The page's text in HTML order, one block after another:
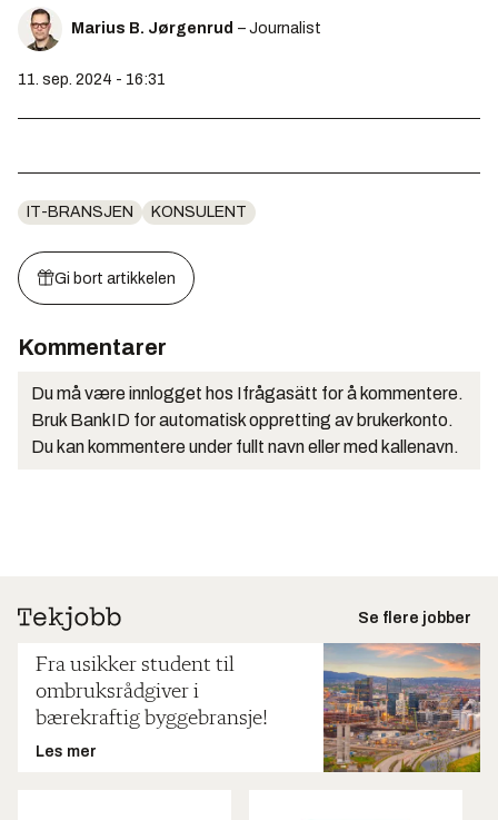
Marius B. Jørgenrud – Journalist
11. sep. 2024 - 16:31
IT-BRANSJEN KONSULENT
Gi bort artikkelen
Kommentarer
Du må være innlogget hos Ifrågasätt for å kommentere.
Bruk BankID for automatisk oppretting av brukerkonto.
Du kan kommentere under fullt navn eller med kallenavn.
Se flere jobber
Fra usikker student til
ombruksrådgiver i
bærekraftig byggebransje!
Les mer